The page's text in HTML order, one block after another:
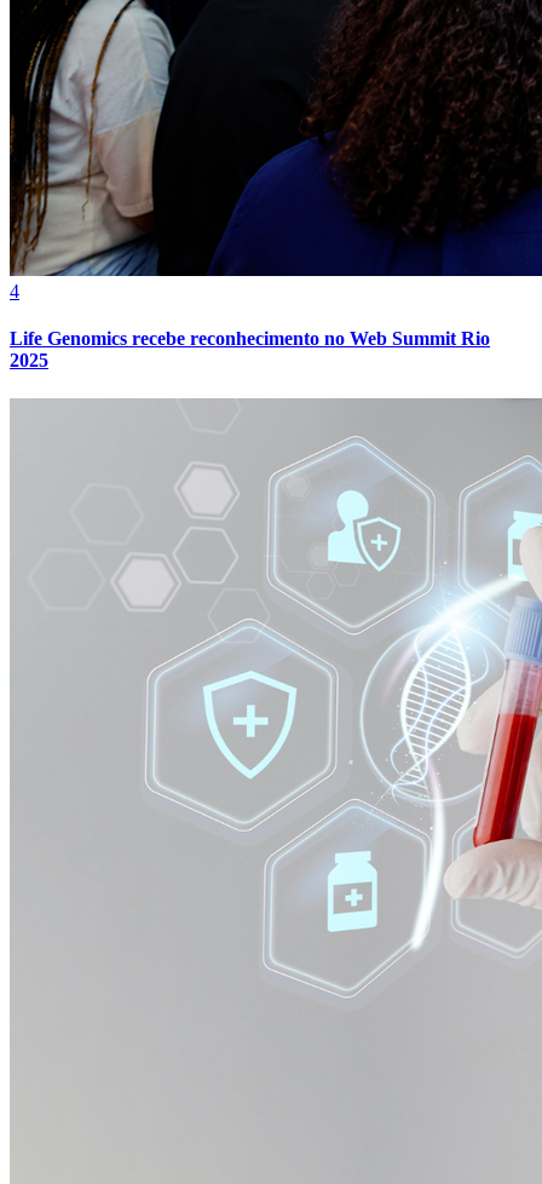
Cruzeiro
4
Life Genomics recebe reconhecimento no Web Summit Rio
2025